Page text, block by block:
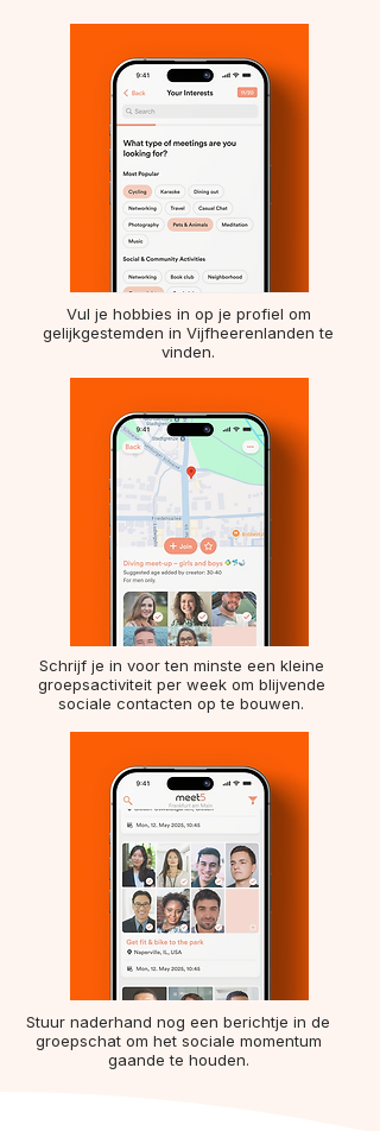
Vul je hobbies in op je profiel om
gelijkgestemden in Vijfheerenlanden te
vinden.
Schrijf je in voor ten minste een kleine
groepsactiviteit per week om blijvende
sociale contacten op te bouwen.
Stuur naderhand nog een berichtje in de
groepschat om het sociale momentum
gaande te houden.